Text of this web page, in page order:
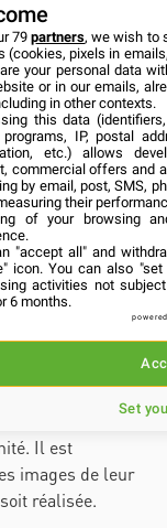
des
sa fraîcheur
Vedado et de
des sites
Il est
images de leur
réalisée.
79partners, we wish to
(cookies, pixels in
your personal data
or in our emails,
in other contexts.
this data
programs, IP, postal
etc.) allows
commercial offers and
by email, post, SMS,
their
of your browsing
"accept all" and
icon. You can also
activities not
6 months.
Set